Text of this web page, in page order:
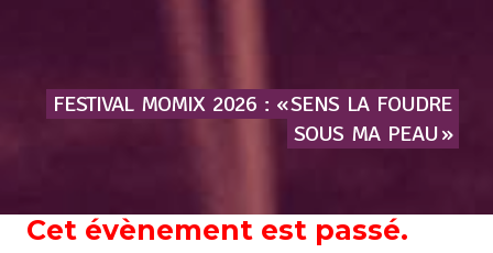
FESTIVAL MOMIX 2026 : « SENS LA FOUDRE
SOUS MA PEAU »
Cet évènement est passé.